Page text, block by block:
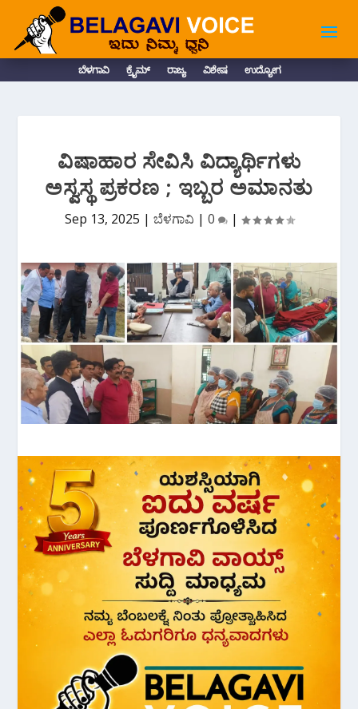
ಬೆಳಗಾವಿ ಕ್ರೈಮ್ ರಾಜ್ಯ ವಿಶೇಷ ಉದ್ಯೋಗ
ವಿಷಾಹಾರ ಸೇವಿಸಿ ವಿದ್ಯಾರ್ಥಿಗಳು
ಅಸ್ವಸ್ಥ ಪ್ರಕರಣ ; ಇಬ್ಬರ ಅಮಾನತು
Sep 13, 2025 | ಬೆಳಗಾವಿ | 0 |